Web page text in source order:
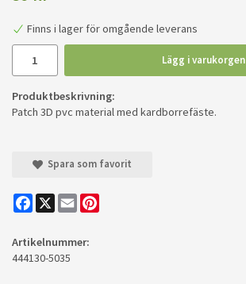
Finns i lager för omgående leverans
Lägg i varukorgen
Produktbeskrivning:
Patch 3D pvc material med kardborrefäste.
Spara som favorit
Facebook
X Email
Artikelnummer:
444130-5035